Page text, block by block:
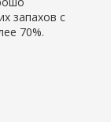
запахов с
70%.